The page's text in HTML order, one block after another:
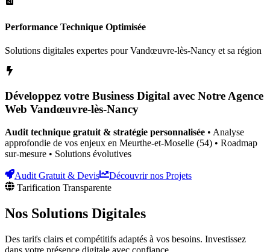
Performance Technique Optimisée
Solutions digitales expertes pourVandœuvre-lès-Nancy et sa région
Développez votre Business Digital avec Notre Agence
Web Vandœuvre-lès-Nancy
Audit technique gratuit & stratégie personnalisée • Analyse
approfondie de vos enjeux en Meurthe-et-Moselle (54) • Roadmap
sur-mesure • Solutions évolutives
Audit Gratuit & Devis
Découvrir nos Projets
Tarification Transparente
Nos Solutions Digitales
Des tarifs clairs et compétitifs adaptés à vos besoins. Investissez